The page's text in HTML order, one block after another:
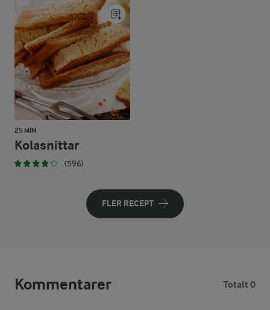
25 MIN
Kolasnittar
(596)
FLER RECEPT
Kommentarer Totalt 0